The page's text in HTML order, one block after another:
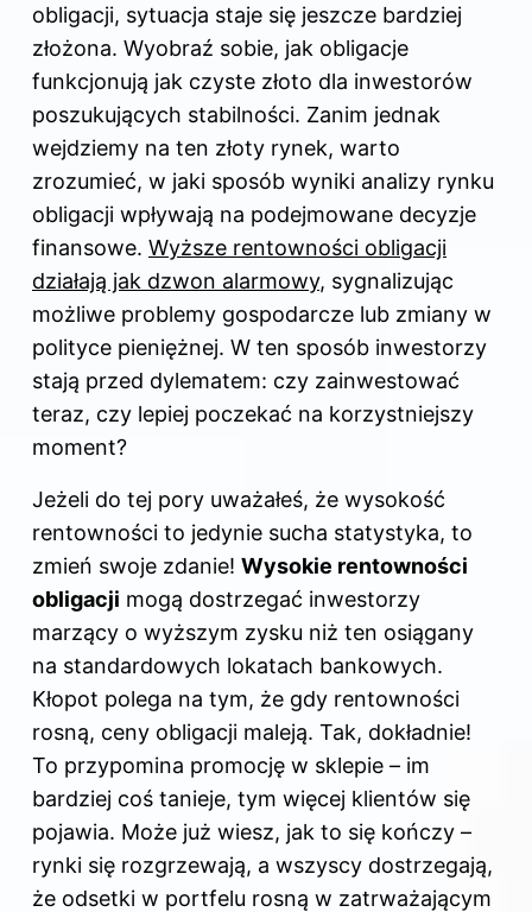
obligacji, sytuacja staje się jeszcze bardziej
złożona. Wyobraź sobie, jak obligacje
funkcjonują jak czyste złoto dla inwestorów
poszukujących stabilności. Zanim jednak
wejdziemy na ten złoty rynek, warto
zrozumieć, w jaki sposób wyniki analizy rynku
obligacji wpływają na podejmowane decyzje
finansowe. Wyższe rentowności obligacji
działają jak dzwon alarmowy, sygnalizując
możliwe problemy gospodarcze lub zmiany w
polityce pieniężnej. W ten sposób inwestorzy
stają przed dylematem: czy zainwestować
teraz, czy lepiej poczekać na korzystniejszy
moment?
Jeżeli do tej pory uważałeś, że wysokość
rentowności to jedynie sucha statystyka, to
zmień swoje zdanie! Wysokie rentowności
obligacji mogą dostrzegać inwestorzy
marzący o wyższym zysku niż ten osiągany
na standardowych lokatach bankowych.
Kłopot polega na tym, że gdy rentowności
rosną, ceny obligacji maleją. Tak, dokładnie!
To przypomina promocję w sklepie – im
bardziej coś tanieje, tym więcej klientów się
pojawia. Może już wiesz, jak to się kończy –
rynki się rozgrzewają, a wszyscy dostrzegają,
że odsetki w portfelu rosną w zatrważającym